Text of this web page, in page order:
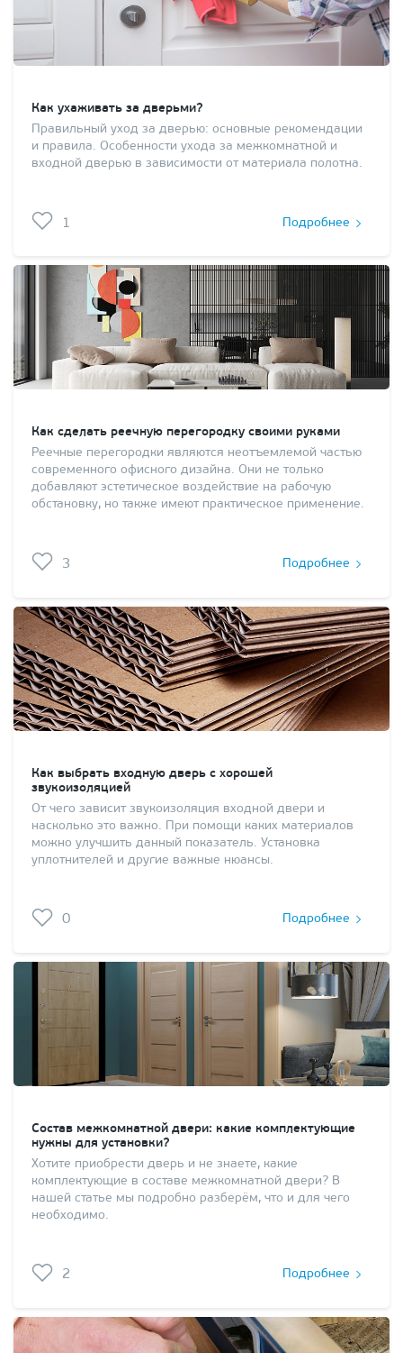
Как ухаживать за дверьми?
Правильный уход за дверью: основные рекомендации
и правила. Особенности ухода за межкомнатной и
входной дверью в зависимости от материала полотна.
1 Подробнее
Как сделать реечную перегородку своими руками
Реечные перегородки являются неотъемлемой частью
современного офисного дизайна. Они не только
добавляют эстетическое воздействие на рабочую
обстановку, но также имеют практическое применение.
3 Подробнее
Как выбрать входную дверь с хорошей
звукоизоляцией
От чего зависит звукоизоляция входной двери и
насколько это важно. При помощи каких материалов
можно улучшить данный показатель. Установка
уплотнителей и другие важные нюансы.
0 Подробнее
Состав межкомнатной двери: какие комплектующие
нужны для установки?
Хотите приобрести дверь и не знаете, какие
комплектующие в составе межкомнатной двери? В
нашей статье мы подробно разберём, что и для чего
необходимо.
2 Подробнее